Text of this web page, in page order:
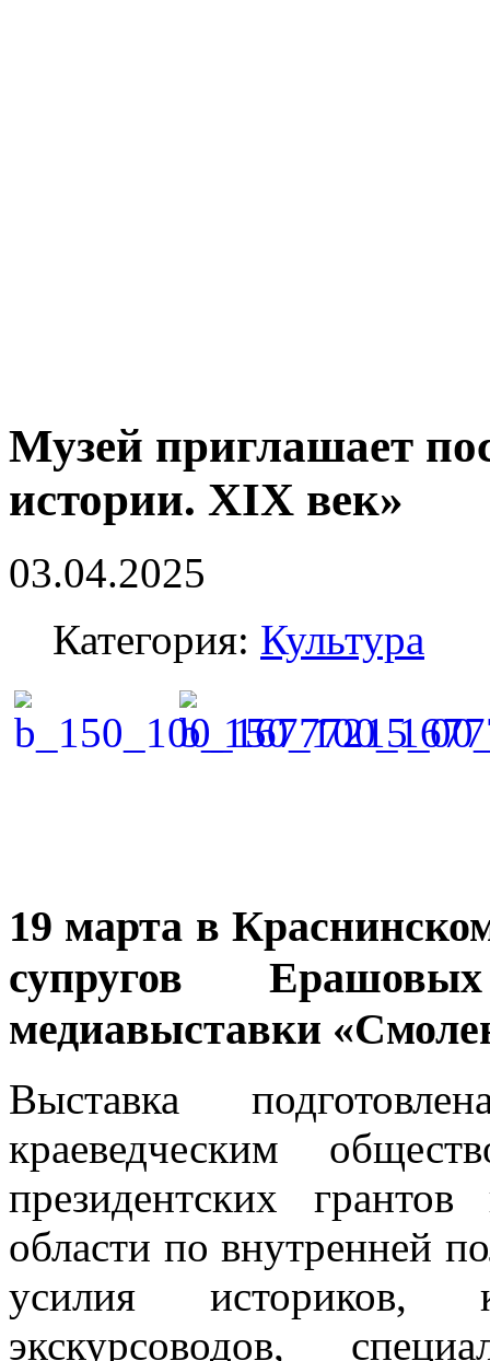
Музей приглашает
истории. XIX век»
03.04.2025
Категория: Культура
19 марта в
супругов
медиавыставки
Выставка
краеведческим
президентских
области по внутренней
усилия историков,
экскурсоводов,